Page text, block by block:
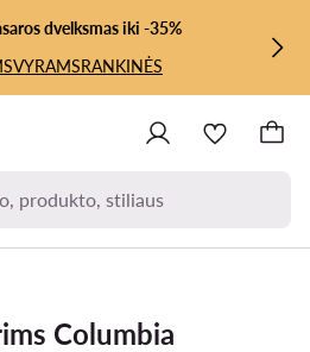
TURINIO
dvelksmas iki -35%
VYRAMSRANKINĖS
produkto, stiliaus
Columbia